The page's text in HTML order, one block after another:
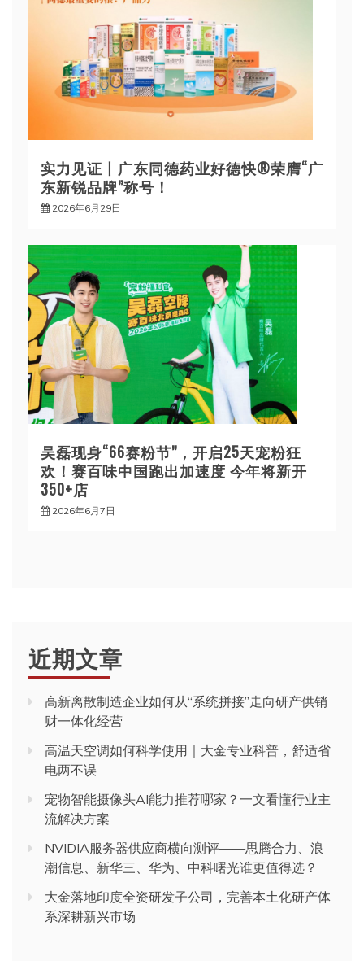
实力见证丨广东同德药业好德快®荣膺“广
东新锐品牌”称号！
2026年6月29日
吴磊现身“66赛粉节”，开启25天宠粉狂
欢！赛百味中国跑出加速度 今年将新开
350+店
2026年6月7日
近期文章
高新离散制造企业如何从“系统拼接”走向研产供销
财一体化经营
高温天空调如何科学使用｜大金专业科普，舒适省
电两不误
宠物智能摄像头AI能力推荐哪家？一文看懂行业主
流解决方案
NVIDIA服务器供应商横向测评——思腾合力、浪
潮信息、新华三、华为、中科曙光谁更值得选？
大金落地印度全资研发子公司，完善本土化研产体
系深耕新兴市场